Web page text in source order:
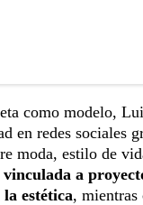
como modelo,
en redes sociales
moda, estilo de
a
estética, mientras